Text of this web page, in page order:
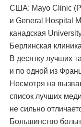
США: Mayo Clinic
и General Hospital
канадская
Берлинская
В десятку лучших
и по одной из
Несмотря на
список лучших
не сильно
Большинство